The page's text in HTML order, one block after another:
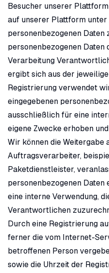
Besucher unserer
auf unserer Plattform unter
personenbezogenen Daten
personenbezogenen Daten
Verarbeitung
ergibt sich aus der
Registrierung verwendet
eingegebenen
ausschließlich für eine
eigene Zwecke erhoben
Wir können die Weitergabe
Auftragsverarbeiter,
Paketdienstleister,
personenbezogenen
eine interne Verwendung,
Verantwortlichen
Durch eine Registrierung
ferner die vom Internet-
betroffenen Person
sowie die Uhrzeit der